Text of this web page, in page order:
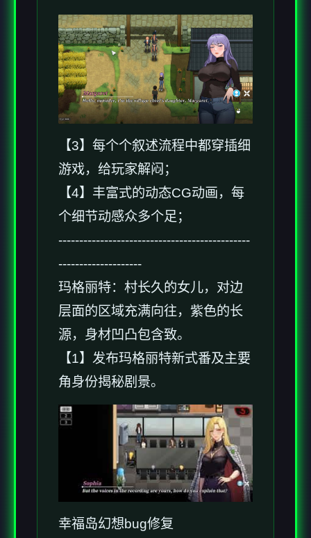
【3】每个个叙述流程中都穿插细
游戏，给玩家解闷；
【4】丰富式的动态CG动画，每
个细节动感众多个足；
----------------------------------------------
--------------------
玛格丽特：村长久的女儿，对边
层面的区域充满向往，紫色的长
源，身材凹凸包含致。
【1】发布玛格丽特新式番及主要
角身份揭秘剧景。
幸福岛幻想bug修复